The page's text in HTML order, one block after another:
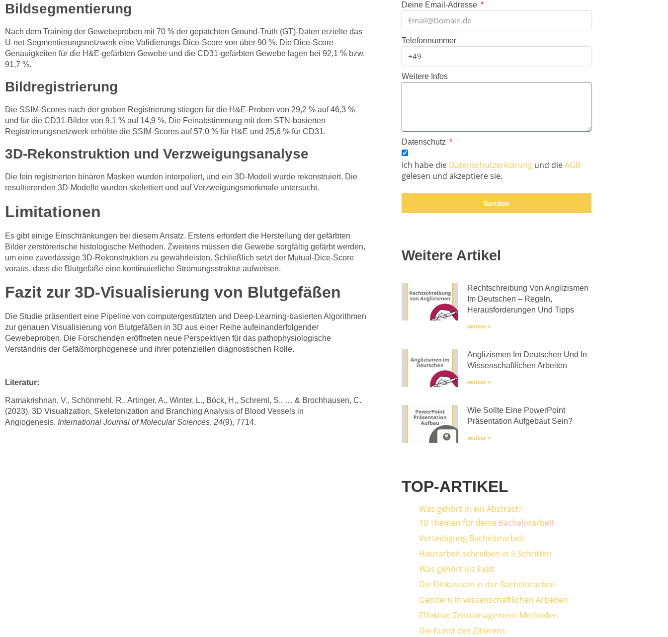
Bildsegmentierung
Nach dem Training der Gewebeproben mit 70 % der gepatchten Ground-Truth (GT)-Daten erzielte das
U-net-Segmentierungsnetzwerk eine Validierungs-Dice-Score von über 90 %. Die Dice-Score-
Genauigkeiten für die H&E-gefärbten Gewebe und die CD31-gefärbten Gewebe lagen bei 92,1 % bzw.
91,7 %.
Bildregistrierung
Die SSIM-Scores nach der groben Registrierung stiegen für die H&E-Proben von 29,2 % auf 46,3 %
und für die CD31-Bilder von 9,1 % auf 14,9 %. Die Feinabstimmung mit dem STN-basierten
Registrierungsnetzwerk erhöhte die SSIM-Scores auf 57,0 % für H&E und 25,6 % für CD31.
3D-Rekonstruktion und Verzweigungsanalyse
Die fein registrierten binären Masken wurden interpoliert, und ein 3D-Modell wurde rekonstruiert. Die
resultierenden 3D-Modelle wurden skelettiert und auf Verzweigungsmerkmale untersucht.
Limitationen
Es gibt einige Einschränkungen bei diesem Ansatz. Erstens erfordert die Herstellung der gefärbten
Bilder zerstörerische histologische Methoden. Zweitens müssen die Gewebe sorgfältig gefärbt werden,
um eine zuverlässige 3D-Rekonstruktion zu gewährleisten. Schließlich setzt der Mutual-Dice-Score
voraus, dass die Blutgefäße eine kontinuierliche Strömungsstruktur aufweisen.
Fazit zur 3D-Visualisierung von Blutgefäßen
Die Studie präsentiert eine Pipeline von computergestützten und Deep-Learning-basierten Algorithmen
zur genauen Visualisierung von Blutgefäßen in 3D aus einer Reihe aufeinanderfolgender
Gewebeproben. Die Forschenden eröffneten neue Perspektiven für das pathophysiologische
Verständnis der Gefäßmorphogenese und ihrer potenziellen diagnostischen Rolle.
Literatur:
Ramakrishnan, V., Schönmehl, R., Artinger, A., Winter, L., Böck, H., Schreml, S., … & Brochhausen, C.
(2023). 3D Visualization, Skeletonization and Branching Analysis of Blood Vessels in
Angiogenesis. International Journal of Molecular Sciences, 24(9), 7714.
Deine Email-Adresse
Telefonnummer
Weitere Infos
Datenschutz
Ich habe die Datenschutzerklärung und dieAGB
gelesen und akzeptiere sie.
Senden
Weitere Artikel
Rechtschreibung Von Anglizismen
Im Deutschen – Regeln,
Herausforderungen Und Tipps
weiter »
Anglizismen Im Deutschen Und In
Wissenschaftlichen Arbeiten
weiter »
Wie Sollte Eine PowerPoint
Präsentation Aufgebaut Sein?
weiter »
TOP-ARTIKEL
Was gehört in ein Abstract?
10 Themen für deine Bachelorarbeit
Verteidigung Bachelorarbeit
Hausarbeit schreiben in 5 Schritten
Was gehört ins Fazit
Die Diskussion in der Bachelorarbeit
Gendern in wissenschaftlichen Arbeiten
Effektive Zeitmanagement-Methoden
Die Kunst des Zitierens